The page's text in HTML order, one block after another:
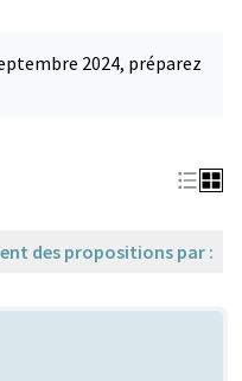
2024, préparez
des propositions par :